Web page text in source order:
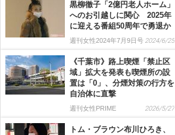
黒柳徹子「2億円老人ホーム」
へのお引越しに関心 2025年
に迎える番組50周年で勇退か
週刊女性2024年7月9日号 2024/6/25
《千葉市》路上喫煙「禁止区
域」拡大を発表も喫煙所の設
置は「0」、分煙対策の行方を
自治体に直撃
週刊女性PRIME 2026/5/27
トム・ブラウン布川ひろき、